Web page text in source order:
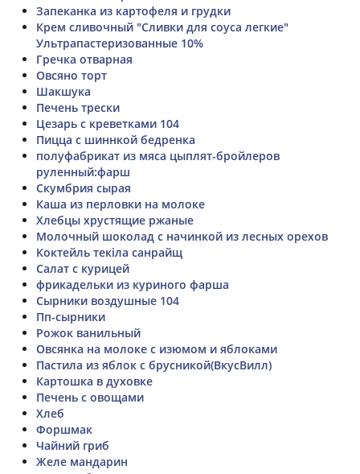
Запеканка из картофеля и грудки
Крем сливочный "Сливки для соуса легкие"
Ультрапастеризованные 10%
Гречка отварная
Овсяно торт
Шакшука
Печень трески
Цезарь с креветками 104
Пицца с шиннкой бедренка
полуфабрикат из мяса цыплят-бройлеров
руленный:фарш
Скумбрия сырая
Каша из перловки на молоке
Хлебцы хрустящие ржаные
Молочный шоколад с начинкой из лесных орехов
Коктейль текіла санрайщ
Салат с курицей
фрикадельки из куриного фарша
Сырники воздушные 104
Пп-сырники
Рожок ванильный
Овсянка на молоке с изюмом и яблоками
Пастила из яблок с брусникой(ВкусВилл)
Картошка в духовке
Печень с овощами
Хлеб
Форшмак
Чайний гриб
Желе мандарин